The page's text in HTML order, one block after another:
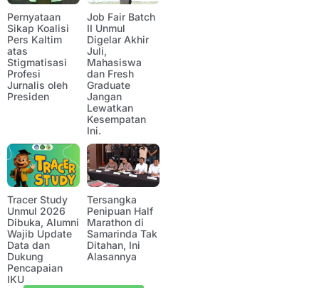
Pernyataan
Sikap Koalisi
Pers Kaltim
atas
Stigmatisasi
Profesi
Jurnalis oleh
Presiden
Job Fair Batch
II Unmul
Digelar Akhir
Juli,
Mahasiswa
dan Fresh
Graduate
Jangan
Lewatkan
Kesempatan
Ini.
Tracer Study
Unmul 2026
Dibuka, Alumni
Wajib Update
Data dan
Dukung
Pencapaian
IKU
Tersangka
Penipuan Half
Marathon di
Samarinda Tak
Ditahan, Ini
Alasannya